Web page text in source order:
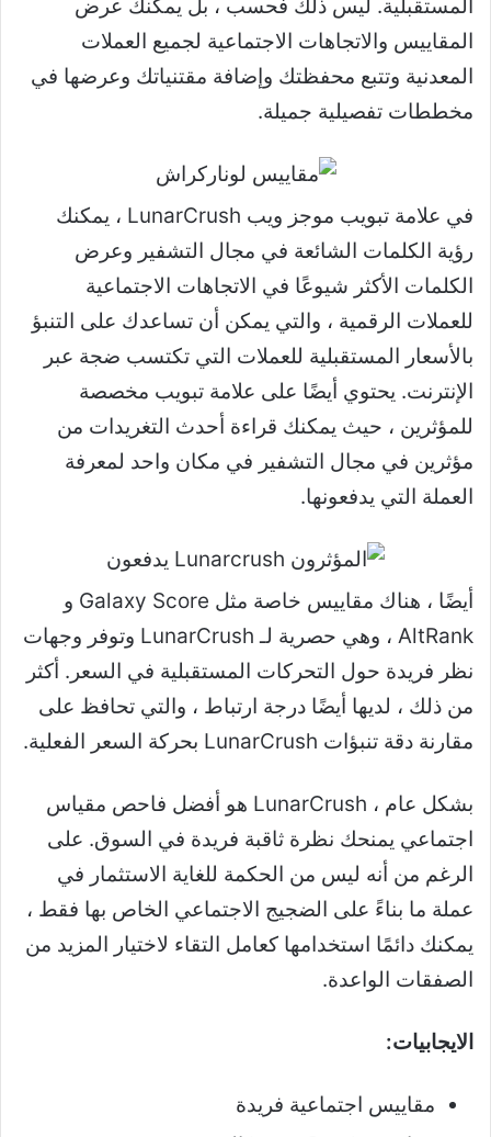
المستقبلية. ليس ذلك فحسب ، بل يمكنك عرض
المقاييس والاتجاهات الاجتماعية لجميع العملات
المعدنية وتتبع محفظتك وإضافة مقتنياتك وعرضها في
مخططات تفصيلية جميلة.
في علامة تبويب موجز ويب LunarCrush ، يمكنك
رؤية الكلمات الشائعة في مجال التشفير وعرض
الكلمات الأكثر شيوعًا في الاتجاهات الاجتماعية
للعملات الرقمية ، والتي يمكن أن تساعدك على التنبؤ
بالأسعار المستقبلية للعملات التي تكتسب ضجة عبر
الإنترنت. يحتوي أيضًا على علامة تبويب مخصصة
للمؤثرين ، حيث يمكنك قراءة أحدث التغريدات من
مؤثرين في مجال التشفير في مكان واحد لمعرفة
العملة التي يدفعونها.
أيضًا ، هناك مقاييس خاصة مثل Galaxy Score و
AltRank ، وهي حصرية لـ LunarCrush وتوفر وجهات
نظر فريدة حول التحركات المستقبلية في السعر. أكثر
من ذلك ، لديها أيضًا درجة ارتباط ، والتي تحافظ على
مقارنة دقة تنبؤات LunarCrush بحركة السعر الفعلية.
بشكل عام ، LunarCrush هو أفضل فاحص مقياس
اجتماعي يمنحك نظرة ثاقبة فريدة في السوق. على
الرغم من أنه ليس من الحكمة للغاية الاستثمار في
عملة ما بناءً على الضجيج الاجتماعي الخاص بها فقط ،
يمكنك دائمًا استخدامها كعامل التقاء لاختيار المزيد من
الصفقات الواعدة.
الايجابيات:
مقاييس اجتماعية فريدة